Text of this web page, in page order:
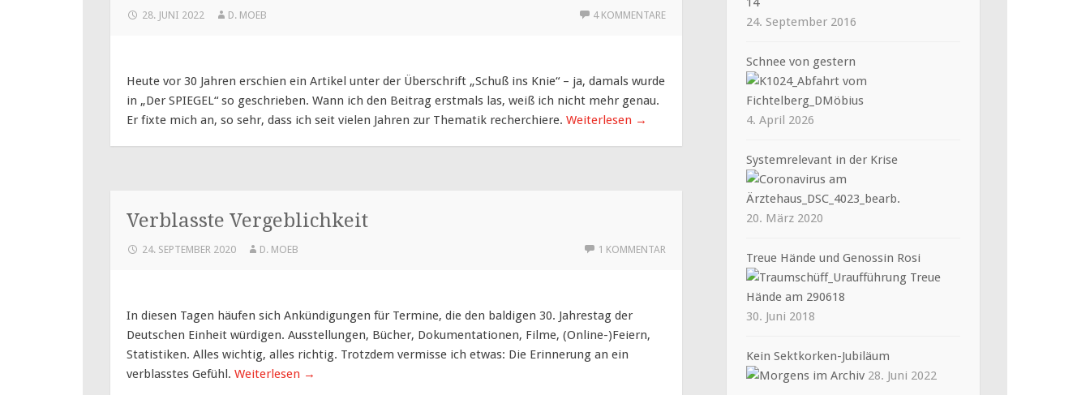
28. JUNI 2022 D. MOEB 4 KOMMENTARE
Heute vor 30 Jahren erschien ein Artikel unter der Überschrift „Schuß ins Knie“ – ja, damals wurde
in „Der SPIEGEL“ so geschrieben. Wann ich den Beitrag erstmals las, weiß ich nicht mehr genau.
Er fixte mich an, so sehr, dass ich seit vielen Jahren zur Thematik recherchiere. Weiterlesen →
Verblasste Vergeblichkeit
24. SEPTEMBER 2020 D. MOEB 1 KOMMENTAR
In diesen Tagen häufen sich Ankündigungen für Termine, die den baldigen 30. Jahrestag der
Deutschen Einheit würdigen. Ausstellungen, Bücher, Dokumentationen, Filme, (Online-)Feiern,
Statistiken. Alles wichtig, alles richtig. Trotzdem vermisse ich etwas: Die Erinnerung an ein
verblasstes Gefühl. Weiterlesen →
24. September 2016
Schnee von gestern
4. April 2026
Systemrelevant in der Krise
20. März 2020
Treue Hände und Genossin Rosi
30. Juni 2018
Kein Sektkorken-Jubiläum
28. Juni 2022